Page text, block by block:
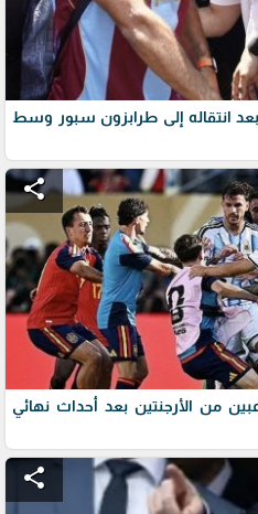
انتقاله إلى طرابزون سبور وسط
share
من الأرجنتين بعد أحداث نهائي
share